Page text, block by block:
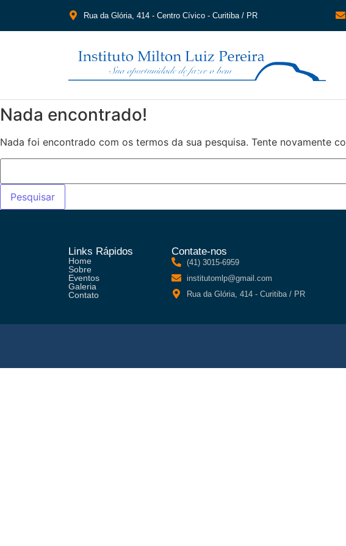
Rua da Glória, 414 - Centro Cívico - Curitiba / PR
Nada encontrado!
Nada foi encontrado com os termos da sua pesquisa. Tente novamente
Links Rápidos
Home
Sobre
Eventos
Galeria
Contato
Contate-nos
(41) 3015-6959
institutomlp@gmail.com
Rua da Glória, 414 - Curitiba / PR